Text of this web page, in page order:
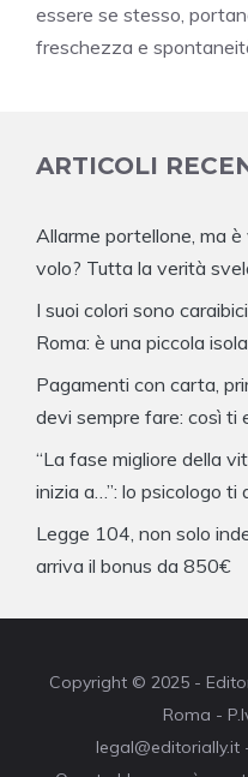
essere se stesso,
freschezza e
ARTICOLI
Allarme portellone, ma
volo? Tutta la verità
I suoi colori sono
Roma: è una piccola
Pagamenti con carta,
devi sempre fare: così ti
“La fase migliore della
inizia a…”: lo psicologo ti
Legge 104, non solo
arriva il bonus da 850€
Copyright © 2025 -
Roma -
legal@editorially.it